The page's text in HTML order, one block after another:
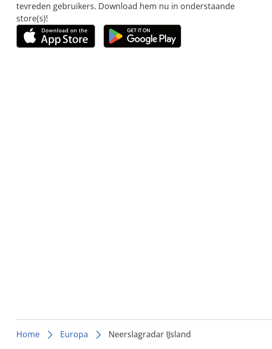
tevreden gebruikers. Download hem nu in onderstaande
store(s)!
Home Europa Neerslagradar IJsland